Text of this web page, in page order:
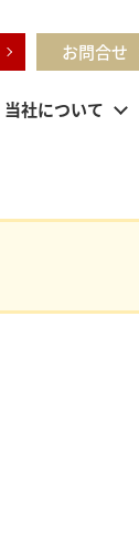
お問合せ
当社について